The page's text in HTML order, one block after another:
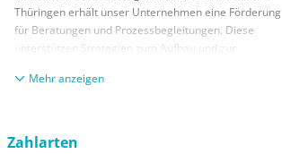
Thüringen erhält unser Unternehmen eine Förderung
für Beratungen und Prozessbegleitungen. Diese
unterstützen Strategien zum Aufbau und zur
KMUs. Die daraus resultierenden Ergebnisse und
aus Mitteln des Europäischen Sozialfonds Plus und
anzeigen
Zahlarten